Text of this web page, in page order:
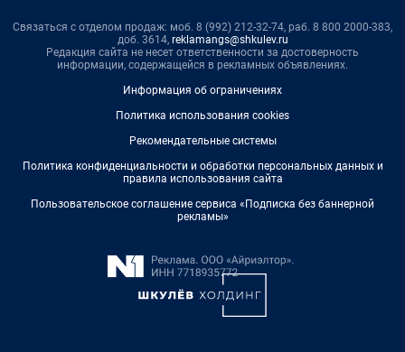
Связаться с отделом продаж: моб. 8 (992) 212-32-74, раб. 8 800 2000-383,
доб. 3614, reklamangs@shkulev.ru
Редакция сайта не несет ответственности за достоверность
информации, содержащейся в рекламных объявлениях.
Информация об ограничениях
Политика использования cookies
Рекомендательные системы
Политика конфиденциальности и обработки персональных данных и
правила использования сайта
Пользовательское соглашение сервиса «Подписка без баннерной
рекламы»